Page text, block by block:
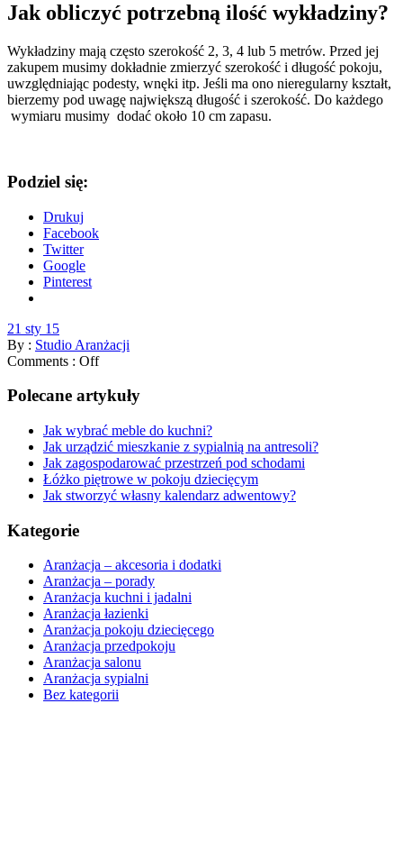
Jak obliczyć potrzebną ilość wykładziny?
Wykładziny mają często szerokość 2, 3, 4 lub 5 metrów. Przed jej
zakupem musimy dokładnie zmierzyć szerokość i długość pokoju,
uwzględniając podesty, wnęki itp. Jeśli ma ono nieregularny kształt,
bierzemy pod uwagę największą długość i szerokość. Do każdego
wymiaru musimy dodać około 10 cm zapasu.
Podziel się:
Drukuj
Facebook
Twitter
Google
Pinterest
21 sty 15
By : Studio Aranżacji
Comments : Off
Polecane artykuły
Jak wybrać meble do kuchni?
Jak urządzić mieszkanie z sypialnią na antresoli?
Jak zagospodarować przestrzeń pod schodami
Łóżko piętrowe w pokoju dziecięcym
Jak stworzyć własny kalendarz adwentowy?
Kategorie
Aranżacja – akcesoria i dodatki
Aranżacja – porady
Aranżacja kuchni i jadalni
Aranżacja łazienki
Aranżacja pokoju dziecięcego
Aranżacja przedpokoju
Aranżacja salonu
Aranżacja sypialni
Bez kategorii